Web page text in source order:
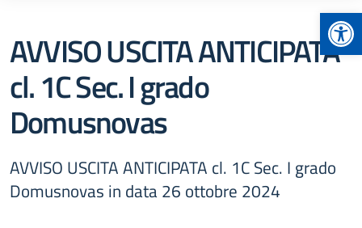
AVVISO USCITA ANTICIPATA
cl. 1C Sec. I grado
Domusnovas
AVVISO USCITA ANTICIPATA cl. 1C Sec. I grado
Domusnovas in data 26 ottobre 2024